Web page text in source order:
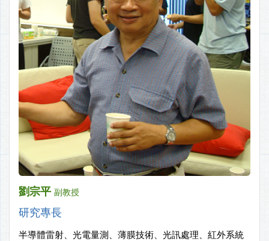
劉宗平 副教授
研究專長
半導體雷射、光電量測、薄膜技術、光訊處理、紅外系統